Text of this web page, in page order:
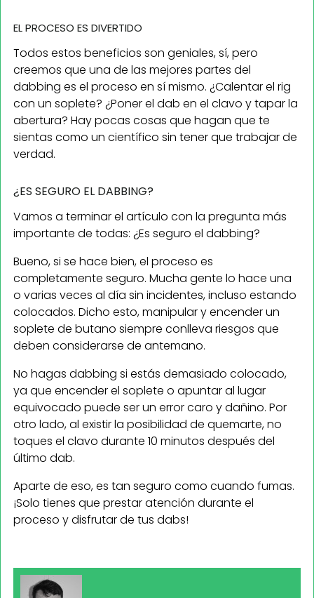
EL PROCESO ES DIVERTIDO
Todos estos beneficios son geniales, sí, pero
creemos que una de las mejores partes del
dabbing es el proceso en sí mismo. ¿Calentar el rig
con un soplete? ¿Poner el dab en el clavo y tapar la
abertura? Hay pocas cosas que hagan que te
sientas como un científico sin tener que trabajar de
verdad.
¿ES SEGURO EL DABBING?
Vamos a terminar el artículo con la pregunta más
importante de todas: ¿Es seguro el dabbing?
Bueno, si se hace bien, el proceso es
completamente seguro. Mucha gente lo hace una
o varias veces al día sin incidentes, incluso estando
colocados. Dicho esto, manipular y encender un
soplete de butano siempre conlleva riesgos que
deben considerarse de antemano.
No hagas dabbing si estás demasiado colocado,
ya que encender el soplete o apuntar al lugar
equivocado puede ser un error caro y dañino. Por
otro lado, al existir la posibilidad de quemarte, no
toques el clavo durante 10 minutos después del
último dab.
Aparte de eso, es tan seguro como cuando fumas.
¡Solo tienes que prestar atención durante el
proceso y disfrutar de tus dabs!